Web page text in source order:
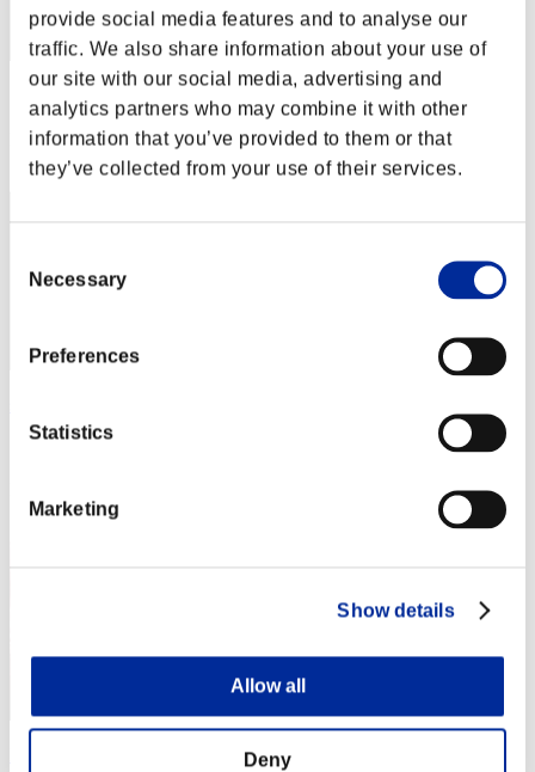
provide social media features and to analyse our
traffic. We also share information about your use of
our site with our social media, advertising and
analytics partners who may combine it with other
information that you’ve provided to them or that
they’ve collected from your use of their services.
Selection
Necessary
Preferences
Statistics
Marketing
Show details
Allow all
Deny
スコア: -
RANK
152
スコア:Lv:97/03'57"40
153